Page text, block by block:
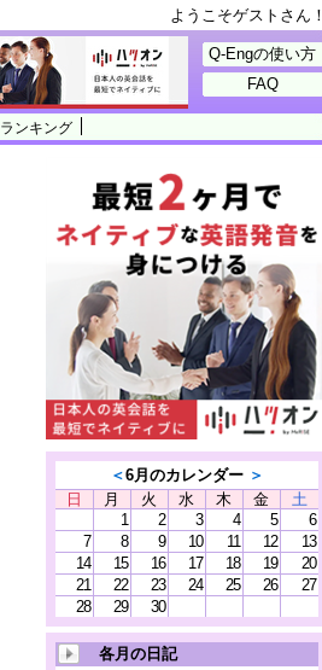
ようこそゲストさん！
ランキング
Q-Engの使い方
FAQ
＜6月のカレンダー ＞
日
月 火 水 木 金
土
1
2 3 4 5
6
7
8 9 10 11 12
13
14
15 16 17 18 19
20
21
22 23 24 25 26
27
28
29 30
各月の日記